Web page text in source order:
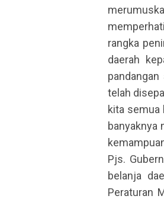
rangka
daerah
telah
kita semua
banyaknya
Pjs.
belanja
Peraturan